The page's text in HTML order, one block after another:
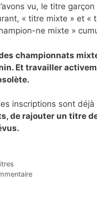
vu, le titre
« titre mixte » et «
ne mixte »
championnats
Et travailler
inscriptions sont
de rajouter un titre